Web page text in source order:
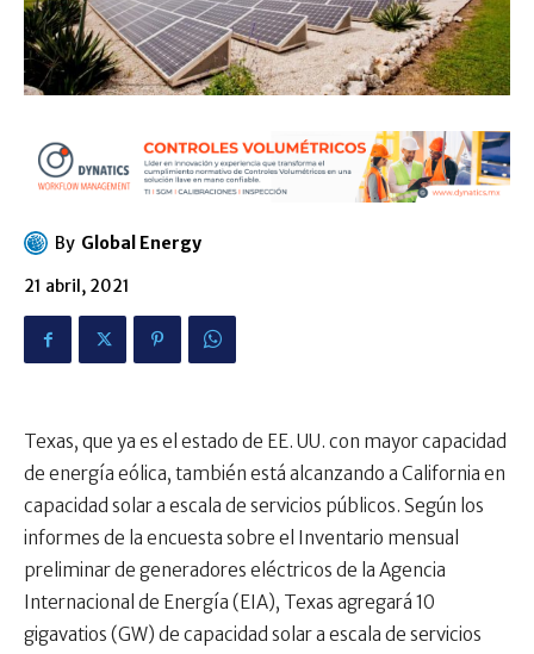
By Global Energy
21 abril, 2021
Texas, que ya es el estado de EE. UU. con mayor capacidad
de energía eólica, también está alcanzando a California en
capacidad solar a escala de servicios públicos. Según los
informes de la encuesta sobre el Inventario mensual
preliminar de generadores eléctricos de la Agencia
Internacional de Energía (EIA), Texas agregará 10
gigavatios (GW) de capacidad solar a escala de servicios